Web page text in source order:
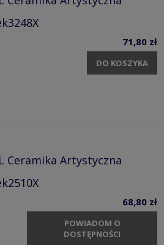
71,80 zł
DO KOSZYKA
Ceramika Artystyczna
68,80 zł
POWIADOM O
DOSTĘPNOŚCI